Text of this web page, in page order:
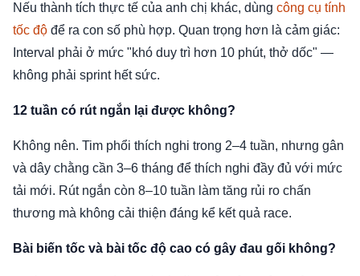
Nếu thành tích thực tế của anh chị khác, dùng công cụ tính
tốc độ để ra con số phù hợp. Quan trọng hơn là cảm giác:
Interval phải ở mức "khó duy trì hơn 10 phút, thở dốc" —
không phải sprint hết sức.
12 tuần có rút ngắn lại được không?
Không nên. Tim phổi thích nghi trong 2–4 tuần, nhưng gân
và dây chằng cần 3–6 tháng để thích nghi đầy đủ với mức
tải mới. Rút ngắn còn 8–10 tuần làm tăng rủi ro chấn
thương mà không cải thiện đáng kể kết quả race.
Bài biến tốc và bài tốc độ cao có gây đau gối không?